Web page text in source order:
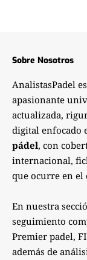
Sobre Nosotros
AnalistasPadel
apasionante
actualizada,
digital enfocado
pádel, con
internacional,
que ocurre en
En nuestra
seguimiento
Premier padel,
además de